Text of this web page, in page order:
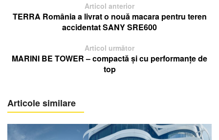
Articol anterior
TERRA România a livrat o nouă macara pentru teren
accidentat SANY SRE600
Articol următor
MARINI BE TOWER – compactă și cu performanțe de
top
Articole similare